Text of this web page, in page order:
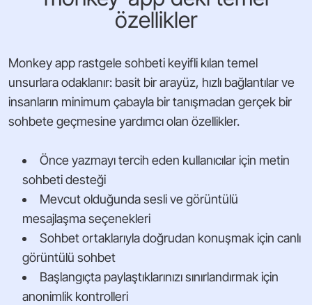
özellikler
Monkey app rastgele sohbeti keyifli kılan temel
unsurlara odaklanır: basit bir arayüz, hızlı bağlantılar ve
insanların minimum çabayla bir tanışmadan gerçek bir
sohbete geçmesine yardımcı olan özellikler.
Önce yazmayı tercih eden kullanıcılar için metin
sohbeti desteği
Mevcut olduğunda sesli ve görüntülü
mesajlaşma seçenekleri
Sohbet ortaklarıyla doğrudan konuşmak için canlı
görüntülü sohbet
Başlangıçta paylaştıklarınızı sınırlandırmak için
anonimlik kontrolleri